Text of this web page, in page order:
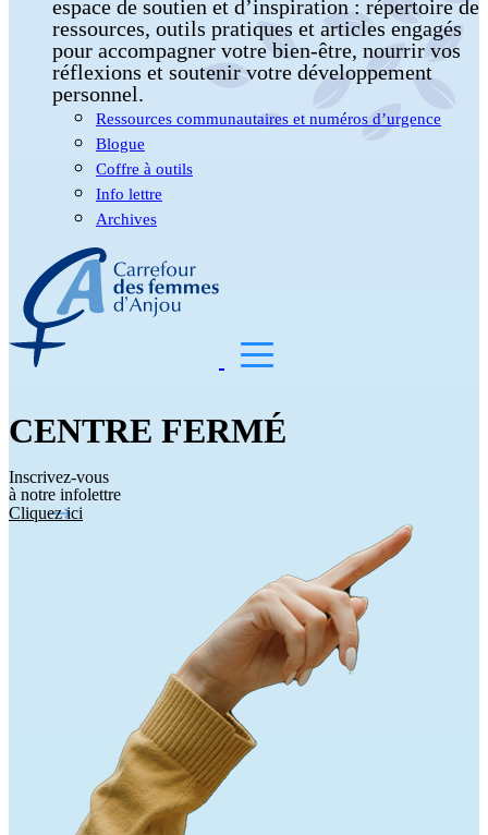
espace de soutien et d’inspiration : répertoire de
ressources, outils pratiques et articles engagés
pour accompagner votre bien-être, nourrir vos
réflexions et soutenir votre développement
personnel.
Ressources communautaires et numéros d’urgence
Blogue
Coffre à outils
Info lettre
Archives
CENTRE FERMÉ
Inscrivez-vous
à notre infolettre
Cliquez ici